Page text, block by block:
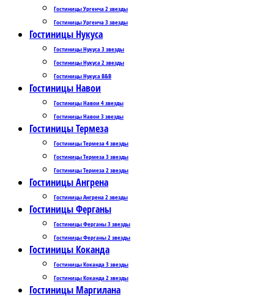
Гостиницы Ургенча 2 звезды
Гостиницы Ургенча 3 звезды
Гостиницы Нукуса
Гостиницы Нукуса 3 звезды
Гостиницы Нукуса 2 звезды
Гостиницы Нукуса B&B
Гостиницы Навои
Гостиницы Навои 4 звезды
Гостиницы Навои 3 звезды
Гостиницы Термеза
Гостиницы Термеза 4 звезды
Гостиницы Термеза 3 звезды
Гостиницы Термеза 2 звезды
Гостиницы Ангрена
Гостиницы Ангрена 2 звезды
Гостиницы Ферганы
Гостиницы Ферганы 3 звезды
Гостиницы Ферганы 2 звезды
Гостиницы Коканда
Гостиницы Коканда 3 звезды
Гостиницы Коканда 2 звезды
Гостиницы Маргилана